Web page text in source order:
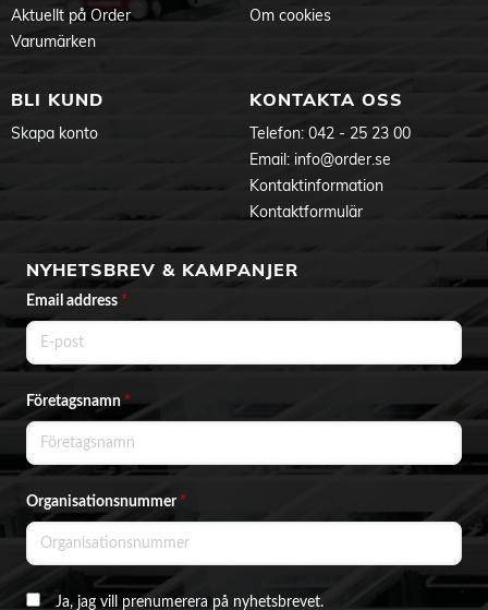
Aktuellt på Order
Varumärken
Om cookies
BLI KUND
Skapa konto
KONTAKTA OSS
Telefon: 042 - 25 23 00
Email: info@order.se
Kontaktinformation
Kontaktformulär
NYHETSBREV & KAMPANJER
Email address *
Företagsnamn*
Organisationsnummer *
Ja, jag vill prenumerera på nyhetsbrevet.